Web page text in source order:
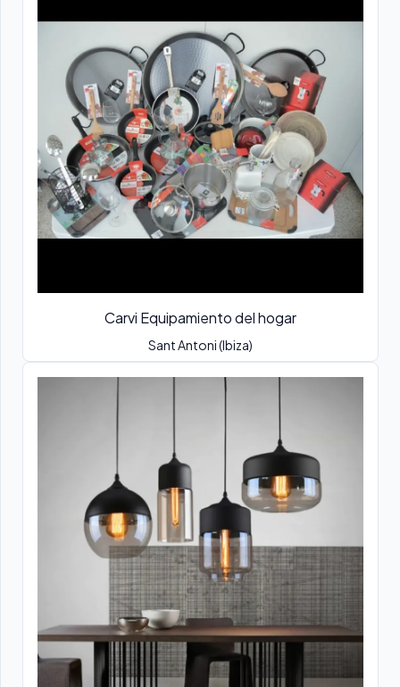
Carvi Equipamiento del hogar
Sant Antoni (Ibiza)